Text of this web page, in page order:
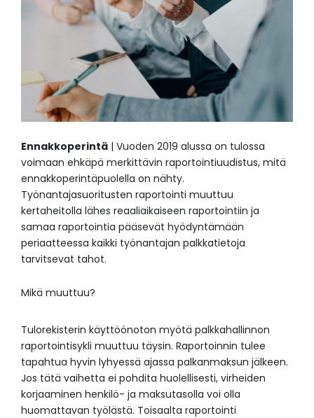
Ennakkoperintä | Vuoden 2019 alussa on tulossa
voimaan ehkäpä merkittävin raportointiuudistus, mitä
ennakkoperintäpuolella on nähty.
Työnantajasuoritusten raportointi muuttuu
kertaheitolla lähes reaaliaikaiseen raportointiin ja
samaa raportointia pääsevät hyödyntämään
periaatteessa kaikki työnantajan palkkatietoja
tarvitsevat tahot.
Mikä muuttuu?
Tulorekisterin käyttöönoton myötä palkkahallinnon
raportointisykli muuttuu täysin. Raportoinnin tulee
tapahtua hyvin lyhyessä ajassa palkanmaksun jälkeen.
Jos tätä vaihetta ei pohdita huolellisesti, virheiden
korjaaminen henkilö- ja maksutasolla voi olla
huomattavan työlästä. Toisaalta raportointi